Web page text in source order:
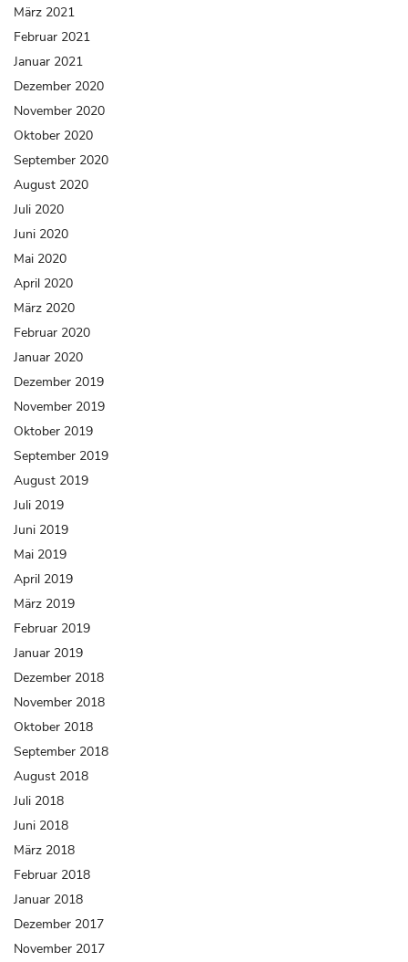
März 2021
Februar 2021
Januar 2021
Dezember 2020
November 2020
Oktober 2020
September 2020
August 2020
Juli 2020
Juni 2020
Mai 2020
April 2020
März 2020
Februar 2020
Januar 2020
Dezember 2019
November 2019
Oktober 2019
September 2019
August 2019
Juli 2019
Juni 2019
Mai 2019
April 2019
März 2019
Februar 2019
Januar 2019
Dezember 2018
November 2018
Oktober 2018
September 2018
August 2018
Juli 2018
Juni 2018
März 2018
Februar 2018
Januar 2018
Dezember 2017
November 2017